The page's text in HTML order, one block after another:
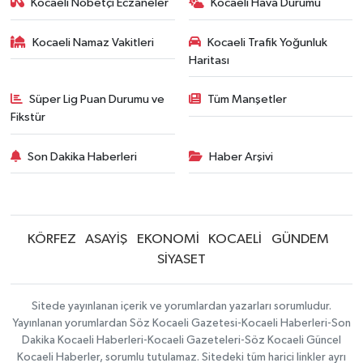
Kocaeli Nöbetçi Eczaneler Kocaeli Hava Durumu
Kocaeli Namaz Vakitleri
Kocaeli Trafik Yoğunluk
Haritası
Süper Lig Puan Durumu ve
Fikstür
Tüm Manşetler
Son Dakika Haberleri Haber Arşivi
KÖRFEZ ASAYİŞ EKONOMİ KOCAELİ
GÜNDEM
SİYASET
Sitede yayınlanan içerik ve yorumlardan yazarları sorumludur.
Yayınlanan yorumlardan Söz Kocaeli Gazetesi-Kocaeli Haberleri-Son
Dakika Kocaeli Haberleri-Kocaeli Gazeteleri-Söz Kocaeli Güncel
Kocaeli Haberler, sorumlu tutulamaz. Sitedeki tüm harici linkler ayrı